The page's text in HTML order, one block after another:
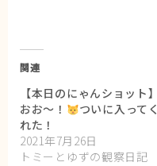
関連
【本日のにゃんショット】
おお〜！
ついに入ってく
れた！
2021年7月26日
トミーとゆずの観察日記